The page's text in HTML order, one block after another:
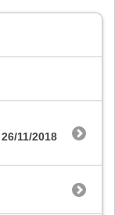
26/11/2018